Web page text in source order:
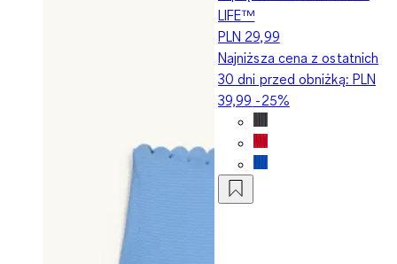
LIFE™
PLN 29,99
Najniższa cena z ostatnich
30 dni przed obniżką: PLN
39,99 -25%